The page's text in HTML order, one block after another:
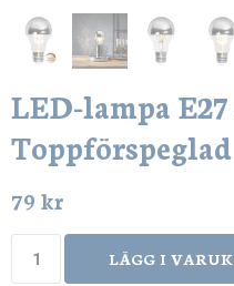
LED-lampa
Toppförspeglad
79 kr
LÄGG I